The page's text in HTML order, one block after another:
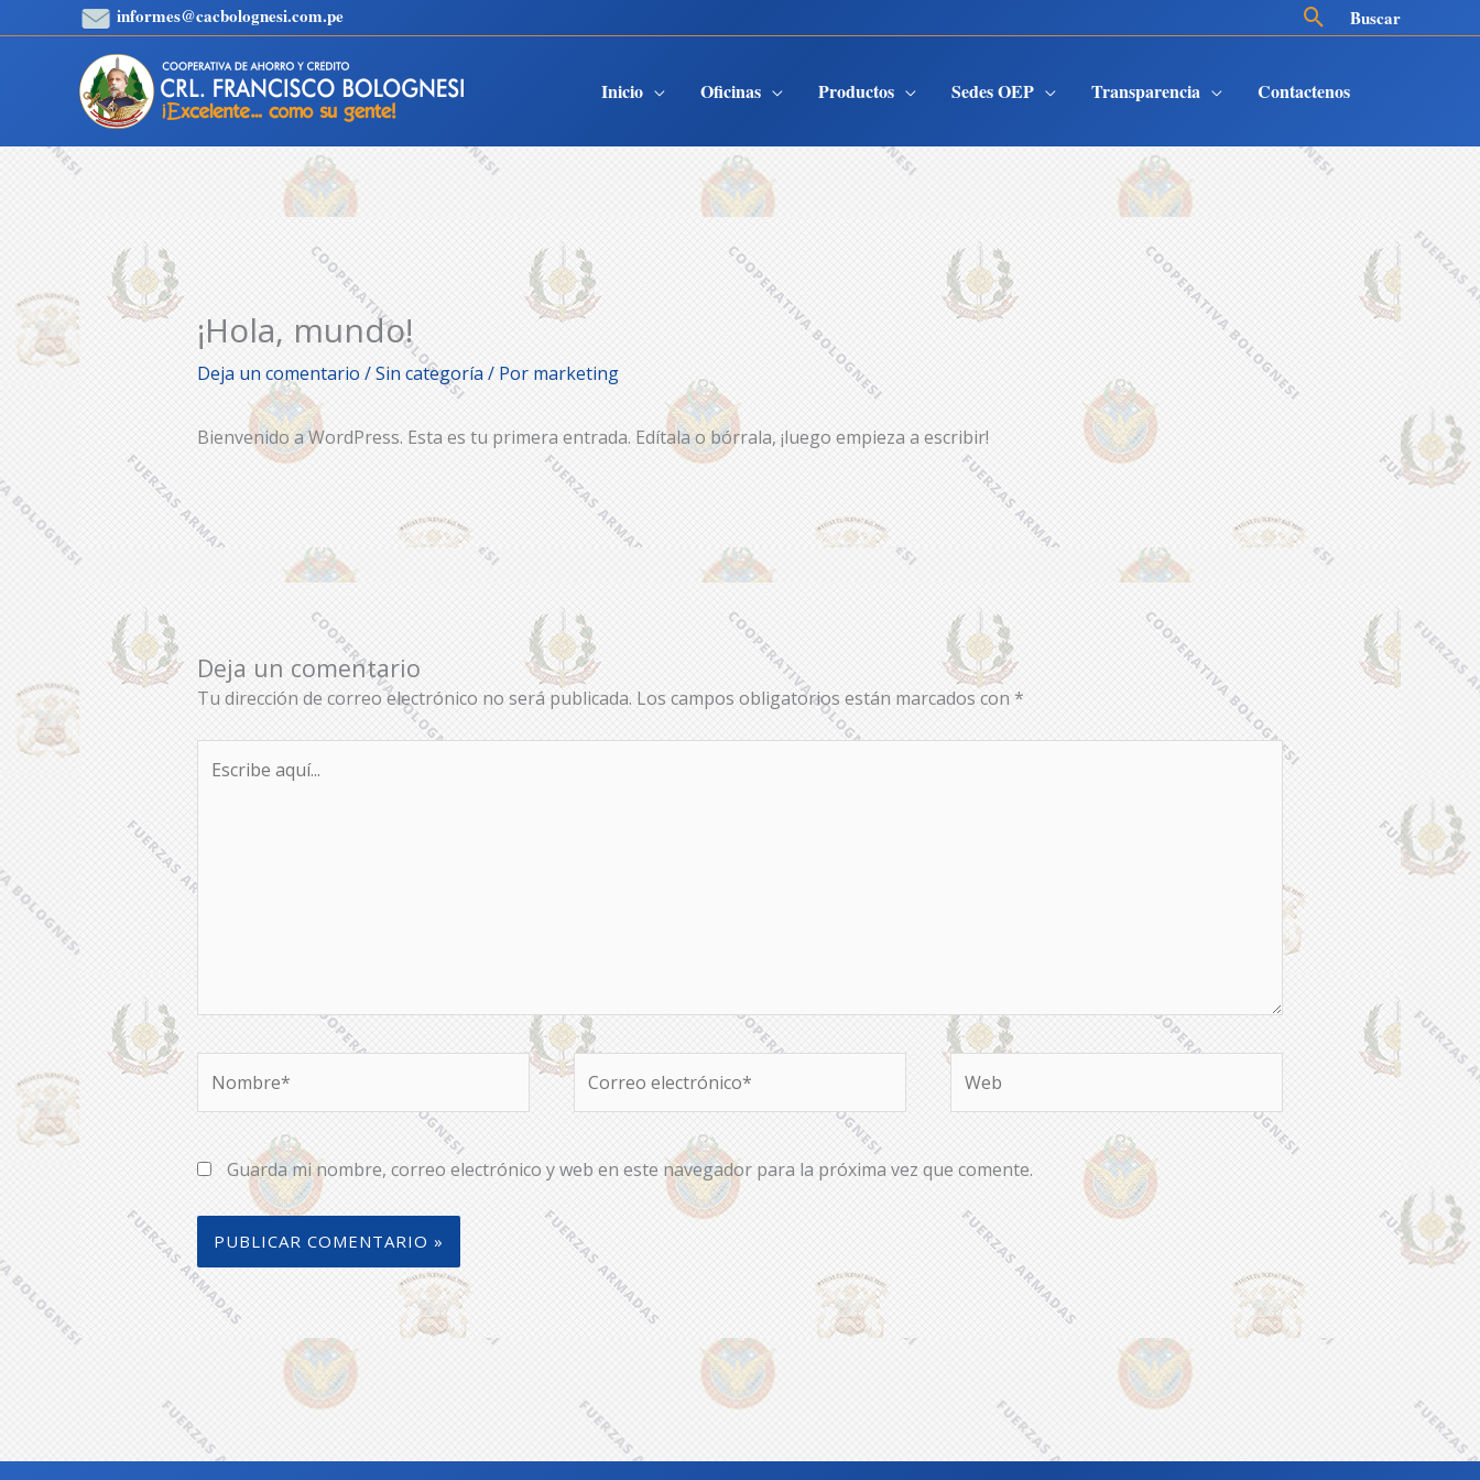
contenido
informes@cacbolognesi.com.pe Buscar
Buscar
Inicio Oficinas Productos Sedes OEP Transparencia Contactenos
¡Hola, mundo!
Deja un comentario /Sin categoría/ Por marketing
Bienvenido a WordPress. Esta es tu primera entrada. Edítala o bórrala, ¡luego empieza a escribir!
Deja un comentario
Tu dirección de correo electrónico no será publicada. Los campos obligatorios están marcados con *
Correo
Web
Guarda mi nombre, correo electrónico y web en este navegador para la próxima vez que comente.